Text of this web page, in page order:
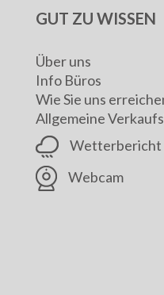
GUT ZU WISSEN
Über uns
Info Büros
Wie Sie uns
Allgemeine
Wetterbericht
Webcam